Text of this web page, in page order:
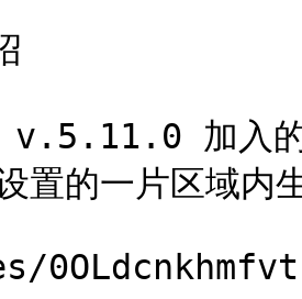
v.5.11.0 加入的
置的一片区域